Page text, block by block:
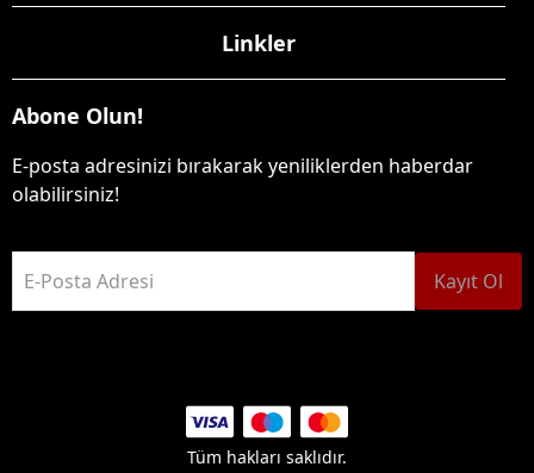
Linkler
Abone Olun!
E-posta adresinizi bırakarak yeniliklerden haberdar
olabilirsiniz!
E-Posta Adresi Kayıt Ol
Tüm hakları saklıdır.